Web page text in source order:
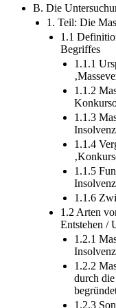
B. Die
1. Teil: Die
1.1
Begriffes
1.1.1
1.1.2
1.1.3
1.1.4
1.1.5
1.1.6
1.2 Arten
Entstehen /
1.2.1
1.2.2
durch
1.2.3